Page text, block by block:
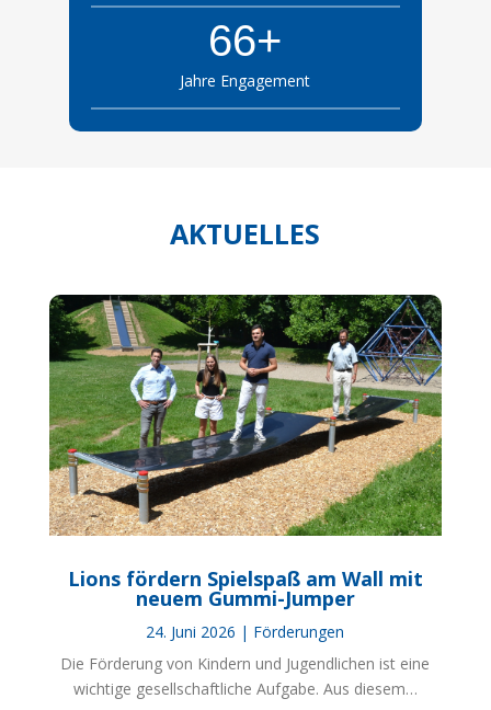
66+
Jahre Engagement
AKTUELLES
Lions fördern Spielspaß am Wall mit
neuem Gummi-Jumper
24. Juni 2026 | Förderungen
Die Förderung von Kindern und Jugendlichen ist eine
wichtige gesellschaftliche Aufgabe. Aus diesem…